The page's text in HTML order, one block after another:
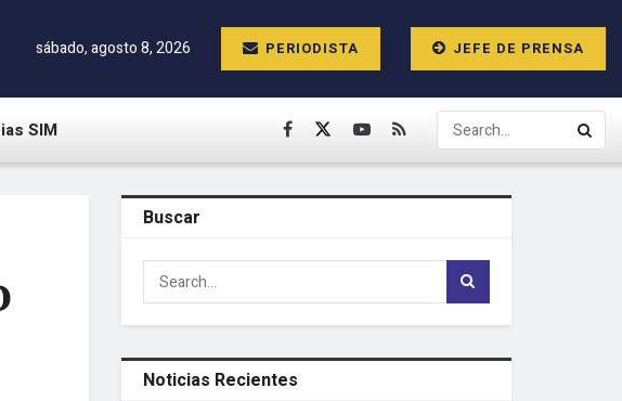
sábado, agosto 8, 2026 PERIODISTA JEFE DE PRENSA
SIM
Buscar
Noticias Recientes